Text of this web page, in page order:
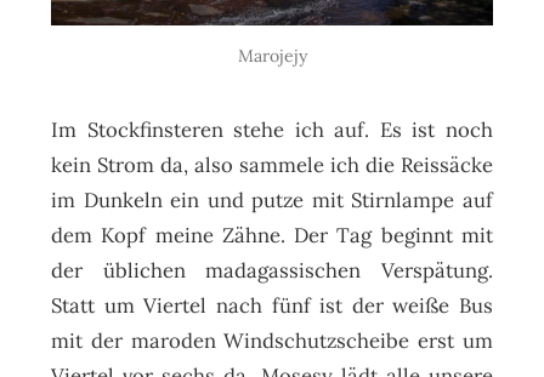
Marojejy
Im Stockfinsteren stehe ich auf. Es ist noch
kein Strom da, also sammele ich die Reissäcke
im Dunkeln ein und putze mit Stirnlampe auf
dem Kopf meine Zähne. Der Tag beginnt mit
der üblichen madagassischen Verspätung.
Statt um Viertel nach fünf ist der weiße Bus
mit der maroden Windschutzscheibe erst um